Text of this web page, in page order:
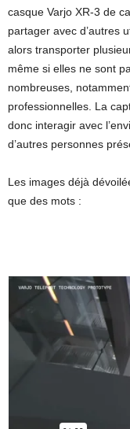
casque Varjo XR-3 de
partager avec d’autres
alors transporter
même si elles ne sont
nombreuses,
professionnelles. La
donc interagir avec
d’autres personnes
Les images déjà
que des mots :